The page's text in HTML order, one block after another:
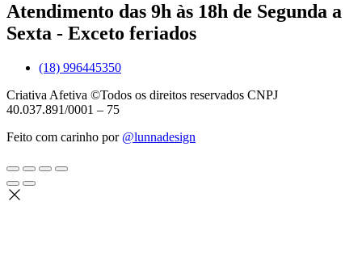
Atendimento das 9h às 18h de Segunda a
Sexta - Exceto feriados
(18) 996445350
Criativa Afetiva ©Todos os direitos reservados CNPJ
40.037.891/0001 – 75
Feito com carinho por @lunnadesign